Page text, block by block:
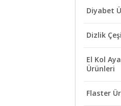
Diyabet
Dizlik
El Kol
Ürünleri
Flaster